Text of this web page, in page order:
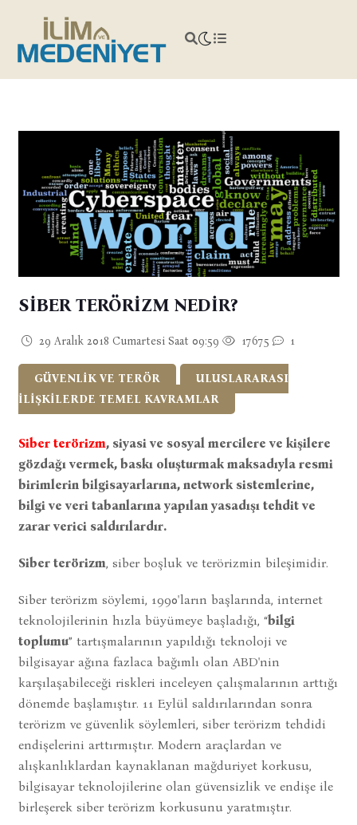
SİBER TERÖRİZM NEDİR?
29 Aralık 2018 Cumartesi Saat 09:59 17675 1
GÜVENLİK VE TERÖR
ULUSLARARASI
İLİŞKİLERDE TEMEL KAVRAMLAR
Siber terörizm, siyasi ve sosyal mercilere ve kişilere
gözdağı vermek, baskı oluşturmak maksadıyla resmi
birimlerin bilgisayarlarına, network sistemlerine,
bilgi ve veri tabanlarına yapılan yasadışı tehdit ve
zarar verici saldırılardır.
Siber terörizm, siber boşluk ve terörizmin bileşimidir.
Siber terörizm söylemi, 1990'ların başlarında, internet
teknolojilerinin hızla büyümeye başladığı, “bilgi
toplumu” tartışmalarının yapıldığı teknoloji ve
bilgisayar ağına fazlaca bağımlı olan ABD'nin
karşılaşabileceği riskleri inceleyen çalışmalarının arttığı
dönemde başlamıştır. 11 Eylül saldırılarından sonra
terörizm ve güvenlik söylemleri, siber terörizm tehdidi
endişelerini arttırmıştır. Modern araçlardan ve
alışkanlıklardan kaynaklanan mağduriyet korkusu,
bilgisayar teknolojilerine olan güvensizlik ve endişe ile
birleşerek siber terörizm korkusunu yaratmıştır.